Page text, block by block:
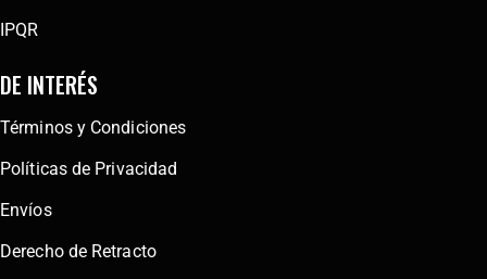
IPQR
DE INTERÉS
Términos y Condiciones
Políticas de Privacidad
Envíos
Derecho de Retracto